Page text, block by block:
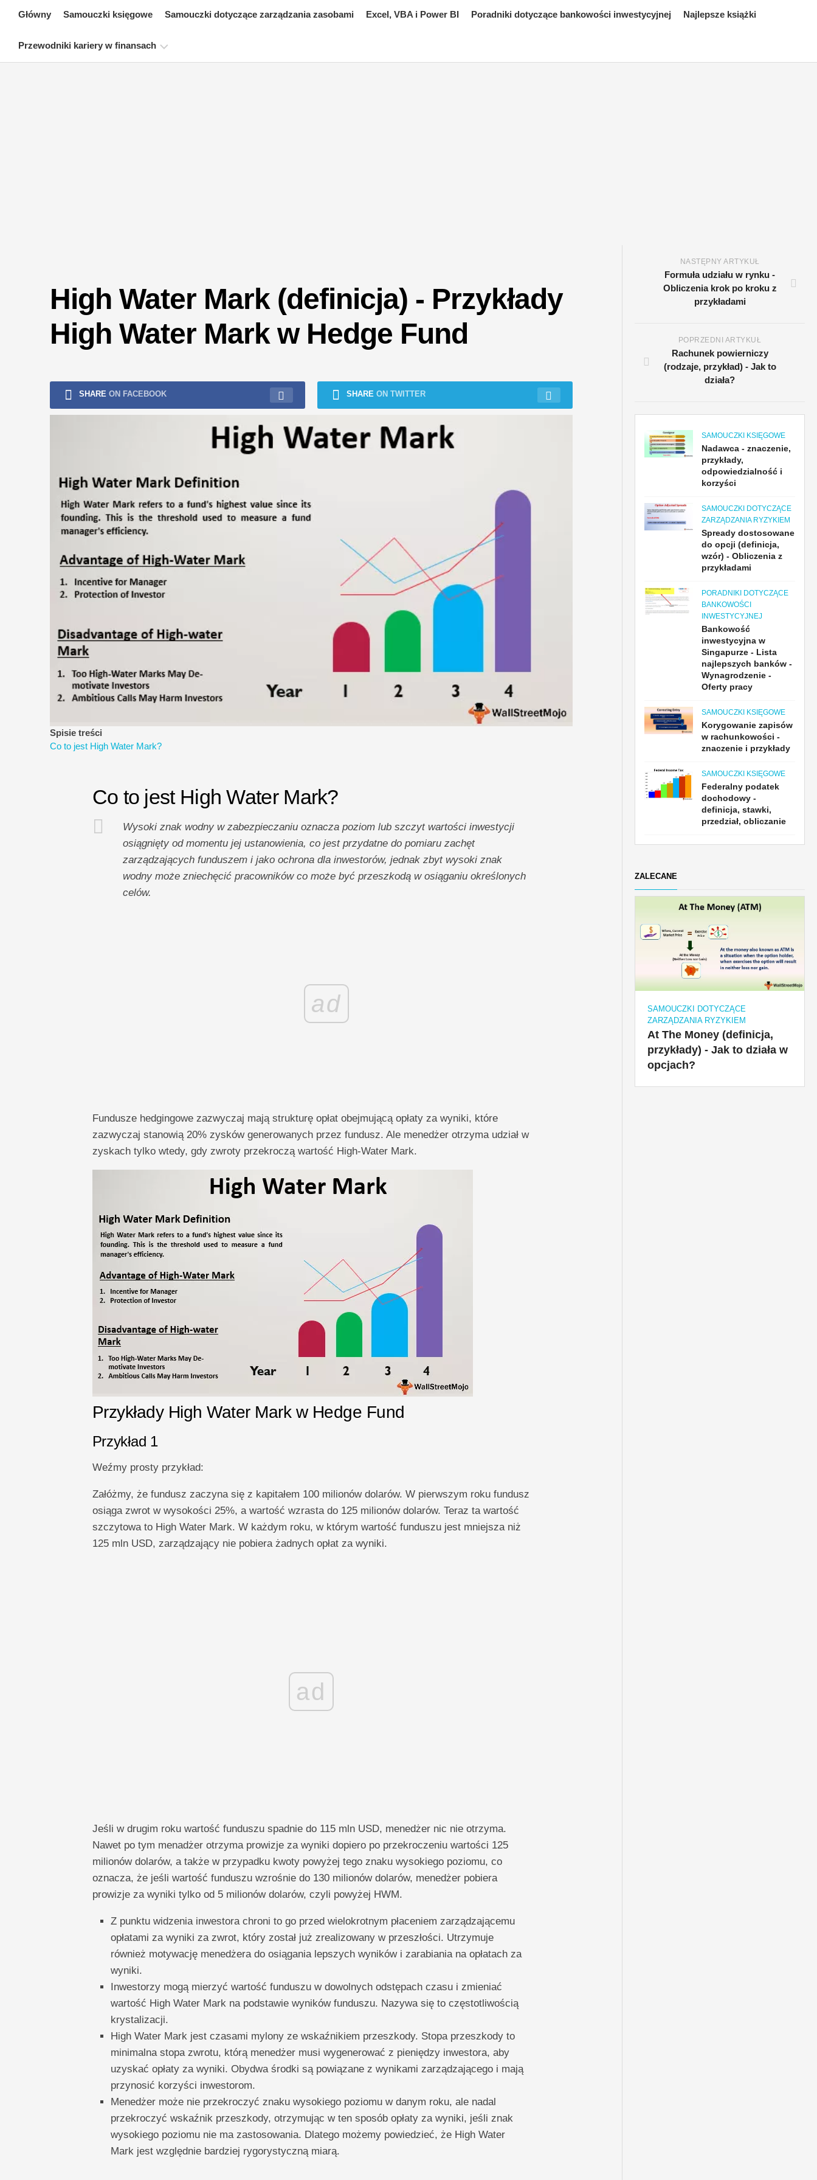
Główny Samouczki księgowe Samouczki dotyczące zarządzania zasobami Excel, VBA i Power BI Poradniki dotyczące bankowości inwestycyjnej Najlepsze książki
Przewodniki kariery w finansach
High Water Mark (definicja) - Przykłady
High Water Mark w Hedge Fund
SHARE ON FACEBOOK SHARE ON TWITTER
Spisie treści
Co to jest High Water Mark?
Co to jest High Water Mark?
Wysoki znak wodny w zabezpieczaniu oznacza poziom lub szczyt wartości inwestycji
osiągnięty od momentu jej ustanowienia, co jest przydatne do pomiaru zachęt
zarządzających funduszem i jako ochrona dla inwestorów, jednak zbyt wysoki znak
wodny może zniechęcić pracowników co może być przeszkodą w osiąganiu określonych
celów.
ad
Fundusze hedgingowe zazwyczaj mają strukturę opłat obejmującą opłaty za wyniki, które
zazwyczaj stanowią 20% zysków generowanych przez fundusz. Ale menedżer otrzyma udział w
zyskach tylko wtedy, gdy zwroty przekroczą wartość High-Water Mark.
Przykłady High Water Mark w Hedge Fund
Przykład 1
Weźmy prosty przykład:
Załóżmy, że fundusz zaczyna się z kapitałem 100 milionów dolarów. W pierwszym roku fundusz
osiąga zwrot w wysokości 25%, a wartość wzrasta do 125 milionów dolarów. Teraz ta wartość
szczytowa to High Water Mark. W każdym roku, w którym wartość funduszu jest mniejsza niż
125 mln USD, zarządzający nie pobiera żadnych opłat za wyniki.
ad
Jeśli w drugim roku wartość funduszu spadnie do 115 mln USD, menedżer nic nie otrzyma.
Nawet po tym menadżer otrzyma prowizje za wyniki dopiero po przekroczeniu wartości 125
milionów dolarów, a także w przypadku kwoty powyżej tego znaku wysokiego poziomu, co
oznacza, że ​​jeśli wartość funduszu wzrośnie do 130 milionów dolarów, menedżer pobiera
prowizje za wyniki tylko od 5 milionów dolarów, czyli powyżej HWM.
Z punktu widzenia inwestora chroni to go przed wielokrotnym płaceniem zarządzającemu
opłatami za wyniki za zwrot, który został już zrealizowany w przeszłości. Utrzymuje
również motywację menedżera do osiągania lepszych wyników i zarabiania na opłatach za
wyniki.
Inwestorzy mogą mierzyć wartość funduszu w dowolnych odstępach czasu i zmieniać
wartość High Water Mark na podstawie wyników funduszu. Nazywa się to częstotliwością
krystalizacji.
High Water Mark jest czasami mylony ze wskaźnikiem przeszkody. Stopa przeszkody to
minimalna stopa zwrotu, którą menedżer musi wygenerować z pieniędzy inwestora, aby
uzyskać opłaty za wyniki. Obydwa środki są powiązane z wynikami zarządzającego i mają
przynosić korzyści inwestorom.
Menedżer może nie przekroczyć znaku wysokiego poziomu w danym roku, ale nadal
przekroczyć wskaźnik przeszkody, otrzymując w ten sposób opłaty za wyniki, jeśli znak
wysokiego poziomu nie ma zastosowania. Dlatego możemy powiedzieć, że High Water
Mark jest względnie bardziej rygorystyczną miarą.
NASTĘPNY ARTYKUŁ
Formuła udziału w rynku -
Obliczenia krok po kroku z
przykładami
POPRZEDNI ARTYKUŁ
Rachunek powierniczy
(rodzaje, przykład) - Jak to
działa?
SAMOUCZKI KSIĘGOWE
Nadawca - znaczenie,
przykłady,
odpowiedzialność i
korzyści
SAMOUCZKI DOTYCZĄCE
ZARZĄDZANIA RYZYKIEM
Spready dostosowane
do opcji (definicja,
wzór) - Obliczenia z
przykładami
PORADNIKI DOTYCZĄCE
BANKOWOŚCI
INWESTYCYJNEJ
Bankowość
inwestycyjna w
Singapurze - Lista
najlepszych banków -
Wynagrodzenie -
Oferty pracy
SAMOUCZKI KSIĘGOWE
Korygowanie zapisów
w rachunkowości -
znaczenie i przykłady
SAMOUCZKI KSIĘGOWE
Federalny podatek
dochodowy -
definicja, stawki,
przedział, obliczanie
ZALECANE
SAMOUCZKI DOTYCZĄCE
ZARZĄDZANIA RYZYKIEM
At The Money (definicja,
przykłady) - Jak to działa w
opcjach?